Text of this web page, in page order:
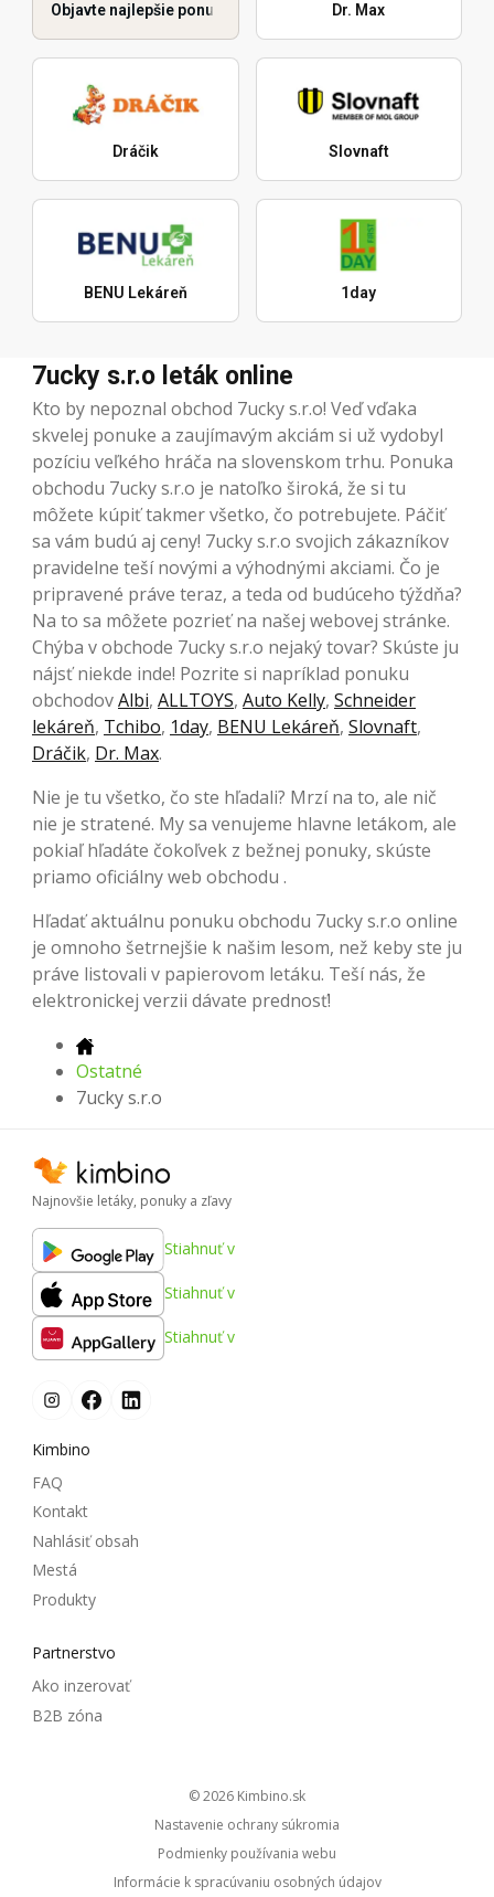
Objavte najlepšie ponuky Dr. Max
Dráčik Slovnaft
BENU Lekáreň 1day
7ucky s.r.o leták online
Kto by nepoznal obchod 7ucky s.r.o! Veď vďaka
skvelej ponuke a zaujímavým akciám si už vydobyl
pozíciu veľkého hráča na slovenskom trhu. Ponuka
obchodu 7ucky s.r.o je natoľko široká, že si tu
môžete kúpiť takmer všetko, čo potrebujete. Páčiť
sa vám budú aj ceny! 7ucky s.r.o svojich zákazníkov
pravidelne teší novými a výhodnými akciami. Čo je
pripravené práve teraz, a teda od budúceho týždňa?
Na to sa môžete pozrieť na našej webovej stránke.
Chýba v obchode 7ucky s.r.o nejaký tovar? Skúste ju
nájsť niekde inde! Pozrite si napríklad ponuku
obchodovAlbi, ALLTOYS, Auto Kelly, Schneider
lekáreň, Tchibo, 1day, BENU Lekáreň, Slovnaft,
Dráčik, Dr. Max.
Nie je tu všetko, čo ste hľadali? Mrzí na to, ale nič
nie je stratené. My sa venujeme hlavne letákom, ale
pokiaľ hľadáte čokoľvek z bežnej ponuky, skúste
priamo oficiálny web obchodu .
Hľadať aktuálnu ponuku obchodu 7ucky s.r.o online
je omnoho šetrnejšie k našim lesom, než keby ste ju
práve listovali v papierovom letáku. Teší nás, že
elektronickej verzii dávate prednosť!
Ostatné
7ucky s.r.o
Najnovšie letáky, ponuky a zľavy
Stiahnuť v
Stiahnuť v
Stiahnuť v
Kimbino
FAQ
Kontakt
Nahlásiť obsah
Mestá
Produkty
Partnerstvo
Ako inzerovať
B2B zóna
© 2026
kimbino.sk
Nastavenie ochrany súkromia
Podmienky používania webu
Informácie k spracúvaniu osobných údajov